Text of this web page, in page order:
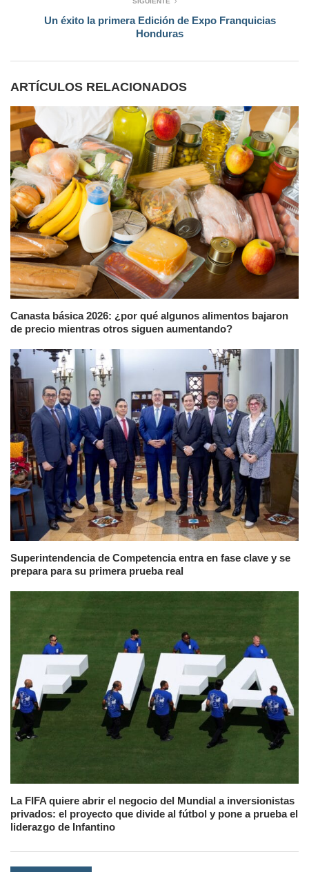
Un éxito la primera Edición de Expo Franquicias
Honduras
ARTÍCULOS RELACIONADOS
Canasta básica 2026: ¿por qué algunos alimentos bajaron
de precio mientras otros siguen aumentando?
Superintendencia de Competencia entra en fase clave y se
prepara para su primera prueba real
La FIFA quiere abrir el negocio del Mundial a inversionistas
privados: el proyecto que divide al fútbol y pone a prueba el
liderazgo de Infantino